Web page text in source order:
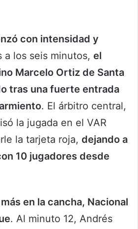
con intensidad y
a los seis minutos, el
Marcelo Ortiz de Santa
tras una fuerte entrada
. El árbitro central,
la jugada en el VAR
la tarjeta roja, dejando a
10 jugadores desde
en la cancha, Nacional
. Al minuto 12, Andrés